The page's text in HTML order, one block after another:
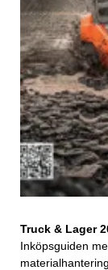
Truck & Lager
Inköpsguiden
materialhantering.